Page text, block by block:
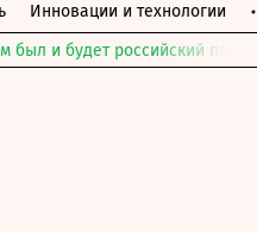
Инновации и технологии
был и будет российский